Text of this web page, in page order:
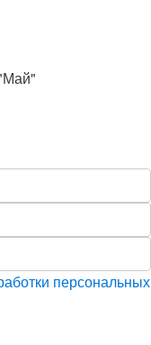
персональных